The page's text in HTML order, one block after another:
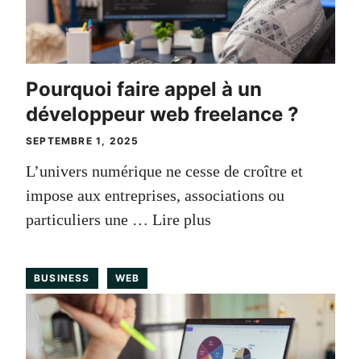
Pourquoi faire appel à un
développeur web freelance ?
SEPTEMBRE 1, 2025
L’univers numérique ne cesse de croître et
impose aux entreprises, associations ou
particuliers une … Lire plus
BUSINESS WEB